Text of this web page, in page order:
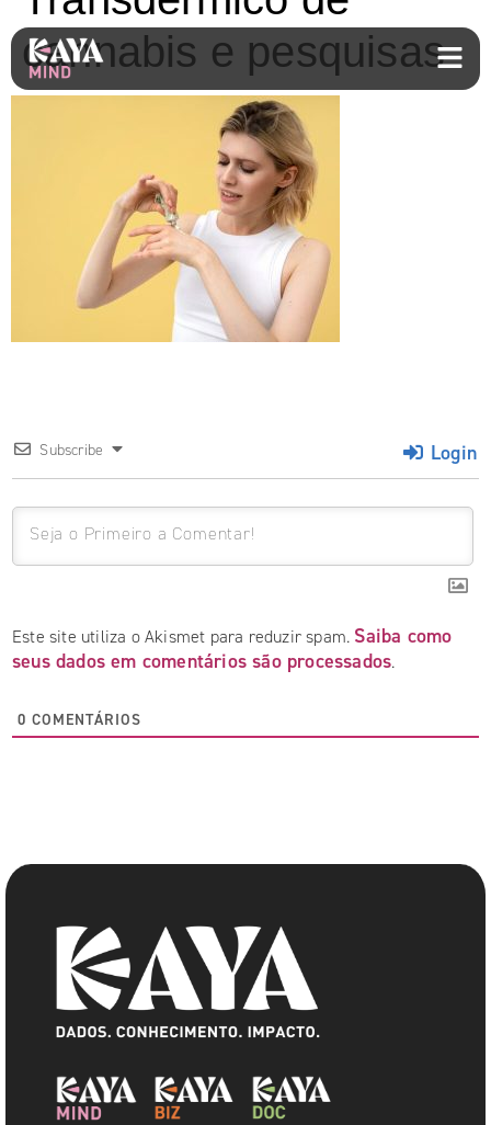
cannabis e pesquisas
Subscribe Login
Este site utiliza o Akismet para reduzir spam. Saiba como
seus dados em comentários são processados.
0 COMENTÁRIOS